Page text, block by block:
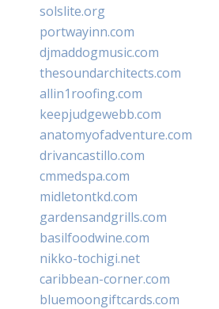
solslite.org
portwayinn.com
djmaddogmusic.com
thesoundarchitects.com
allin1roofing.com
keepjudgewebb.com
anatomyofadventure.com
drivancastillo.com
cmmedspa.com
midletontkd.com
gardensandgrills.com
basilfoodwine.com
nikko-tochigi.net
caribbean-corner.com
bluemoongiftcards.com